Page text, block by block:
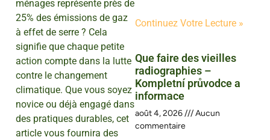
ménages représente près de
25% des émissions de gaz
à effet de serre ? Cela
signifie que chaque petite
action compte dans la lutte
contre le changement
climatique. Que vous soyez
novice ou déjà engagé dans
des pratiques durables, cet
article vous fournira des
Continuez Votre Lecture »
Que faire des vieilles
radiographies –
Kompletní průvodce a
informace
août 4, 2026
Aucun
commentaire